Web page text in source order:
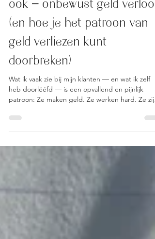
Waarom ik — en jij misschien
ook — onbewust geld verloor
(en hoe je het patroon van
geld verliezen kunt
doorbreken)
Wat ik vaak zie bij mijn klanten — en wat ik zelf
patroon: Ze maken geld. Ze werken hard. Ze zijn
slim. Ze weten hoe ze geld kunnen aantrekken.
dingen — en verliezen die vervolgens weer.
Steeds opnieuw. Alsof er onzichtbare krachten
actief zijn die ze telkens weer terug naar af
Ik noem het het burn & rebuild patroon. Her